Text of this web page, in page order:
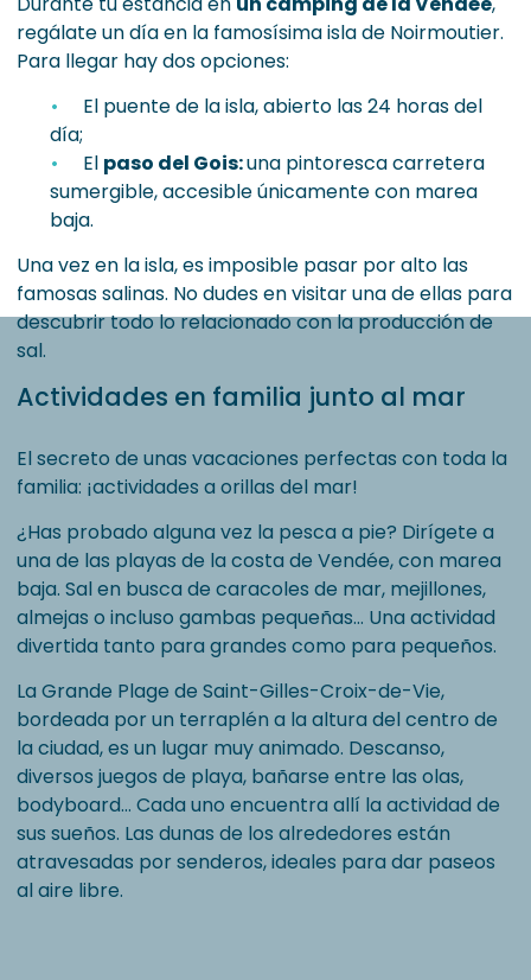
regálate un día en la famosísima isla de Noirmoutier.
Para llegar hay dos opciones:
El puente de la isla, abierto las 24 horas del
día;
El paso del Gois:una pintoresca carretera
sumergible, accesible únicamente con marea
baja.
Una vez en la isla, es imposible pasar por alto las
famosas salinas. No dudes en visitar una de ellas para
descubrir todo lo relacionado con la producción de
sal.
Actividades en familia junto al mar
El secreto de unas vacaciones perfectas con toda la
familia: ¡actividades a orillas del mar!
¿Has probado alguna vez la pesca a pie? Dirígete a
una de las playas de la costa de Vendée, con marea
baja. Sal en busca de caracoles de mar, mejillones,
almejas o incluso gambas pequeñas… Una actividad
divertida tanto para grandes como para pequeños.
La Grande Plage de Saint-Gilles-Croix-de-Vie,
bordeada por un terraplén a la altura del centro de
la ciudad, es un lugar muy animado. Descanso,
diversos juegos de playa, bañarse entre las olas,
bodyboard… Cada uno encuentra allí la actividad de
sus sueños. Las dunas de los alrededores están
atravesadas por senderos, ideales para dar paseos
al aire libre.